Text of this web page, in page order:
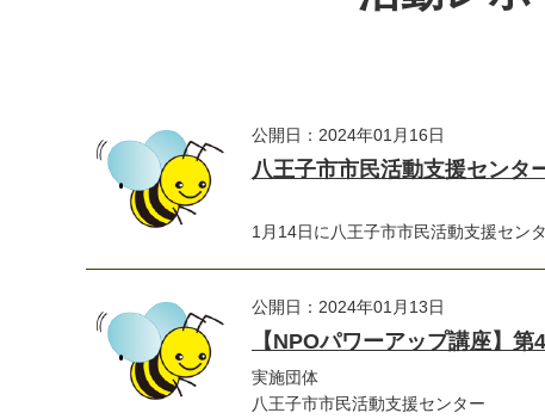
公開日：2024年01月16日
八王子市市民活動支援セン
1月14日に八王子市市民活動支援セン
公開日：2024年01月13日
【NPOパワーアップ講座】
実施団体
八王子市市民活動支援センター